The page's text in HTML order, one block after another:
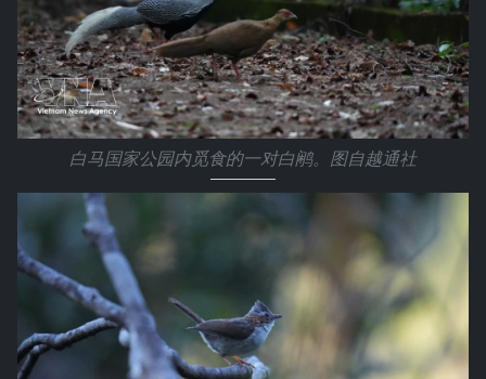
白马国家公园内觅食的一对白鹇。图自越通社